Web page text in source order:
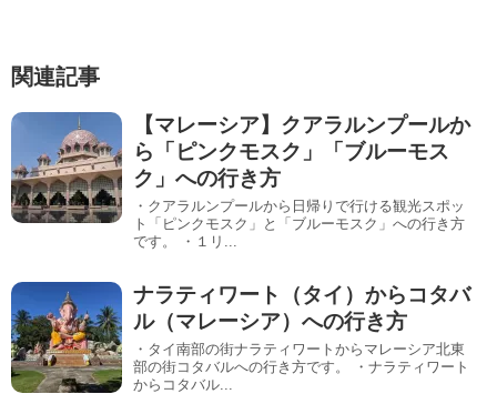
関連記事
【マレーシア】クアラルンプールか
ら「ピンクモスク」「ブルーモス
ク」への行き方
・クアラルンプールから日帰りで行ける観光スポッ
ト「ピンクモスク」と「ブルーモスク」への行き方
です。 ・１リ...
ナラティワート（タイ）からコタバ
ル（マレーシア）への行き方
・タイ南部の街ナラティワートからマレーシア北東
部の街コタバルへの行き方です。 ・ナラティワート
からコタバル...